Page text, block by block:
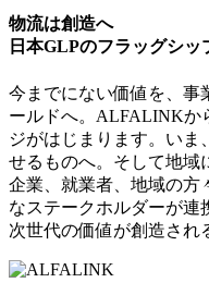
物流は創造へ
日本GLPのフラッグシ
今までにない価値を、事
ールドへ。ALFALINKか
ジがはじまります。いま
せるものへ。そして地域
企業、就業者、地域の方
なステークホルダーが連
次世代の価値が創造され